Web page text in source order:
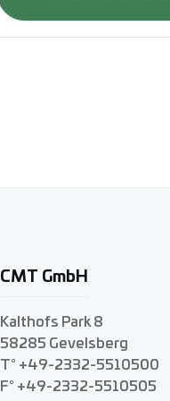
CMT GmbH
Kalthofs Park 8
58285 Gevelsberg
T° +49-2332-5510500
F° +49-2332-5510505